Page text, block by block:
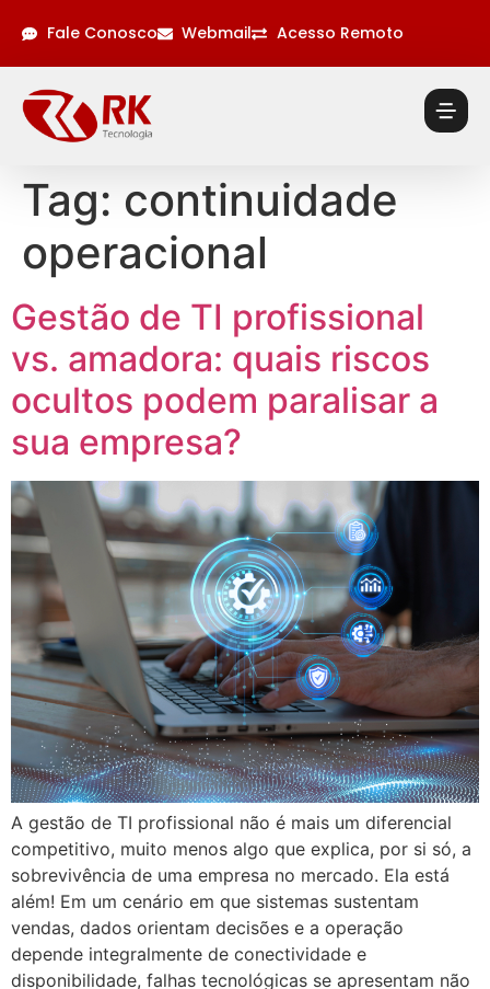
Fale Conosco Webmail Acesso Remoto
Tag: continuidade
operacional
Gestão de TI profissional
vs. amadora: quais riscos
ocultos podem paralisar a
sua empresa?
A gestão de TI profissional não é mais um diferencial
competitivo, muito menos algo que explica, por si só, a
sobrevivência de uma empresa no mercado. Ela está
além! Em um cenário em que sistemas sustentam
vendas, dados orientam decisões e a operação
depende integralmente de conectividade e
disponibilidade, falhas tecnológicas se apresentam não